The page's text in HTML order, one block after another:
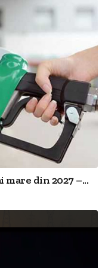
mare din 2027 –...